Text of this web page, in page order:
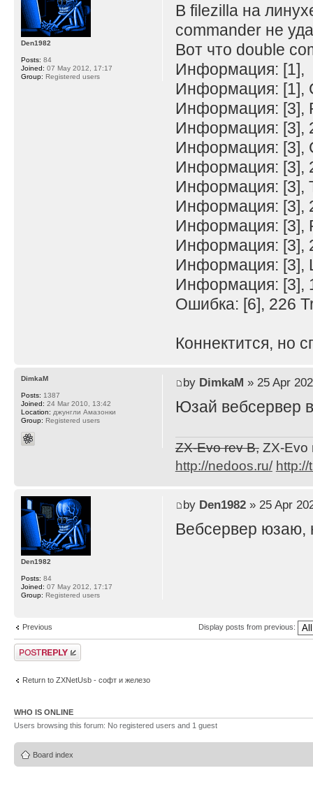
В filezilla на
commander не
Вот что double
Информация: [1],
Информация: [1],
Информация: [3],
Информация: [3],
Информация: [3],
Информация: [3],
Информация: [3],
Информация: [3],
Информация: [3],
Информация: [3],
Информация: [3],
Информация: [3],
Ошибка: [6], 226
Коннектится, но
Den1982
Posts: 84
Joined: 07 May 2012, 17:17
Group: Registered users
by DimkaM » 25 Apr
Юзай вебсервер
ZX-Evo rev B,ZX-Evo
http://nedoos.ru/
DimkaM
Posts: 1387
Joined: 24 Mar 2010, 13:42
Location: джунгли Амазонки
Group: Registered users
by Den1982» 25 Apr
Вебсервер юзаю,
Den1982
Posts: 84
Joined: 07 May 2012, 17:17
Group: Registered users
Previous Display posts from previous:
Post a reply
Return to ZXNetUsb - софт и железо
WHO IS ONLINE
Users browsing this forum: No registered users and 1 guest
Board index